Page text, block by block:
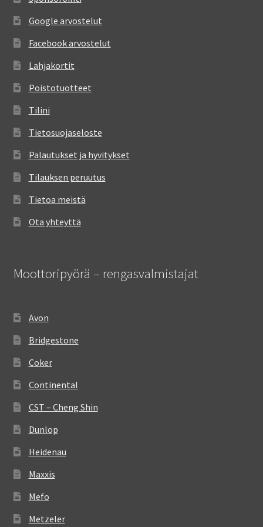
Google arvostelut
Facebook arvostelut
Lahjakortit
Poistotuotteet
Tilini
Tietosuojaseloste
Palautukset ja hyvitykset
Tilauksen peruutus
Tietoa meistä
Ota yhteyttä
Moottoripyörä – rengasvalmistajat
Avon
Bridgestone
Coker
Continental
CST – Cheng Shin
Dunlop
Heidenau
Maxxis
Mefo
Metzeler